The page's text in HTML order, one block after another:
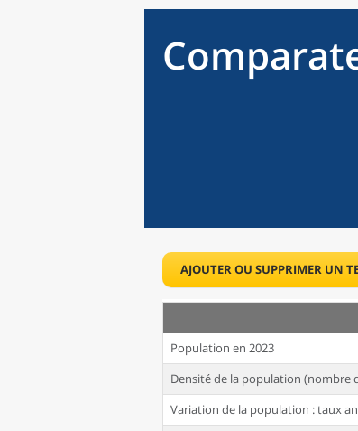
AJOUTER OU SUPPRIMER UN
Population en 2023
Densité de la population (nombre
Variation de la population : taux